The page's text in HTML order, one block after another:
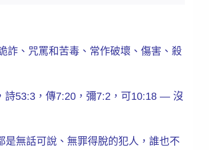
、咒罵和苦毒、常作破壞、傷害、殺
詩53:3，傳7:20，彌7:2，可10:18 — 沒
是無話可說、無罪得脫的犯人，誰也不